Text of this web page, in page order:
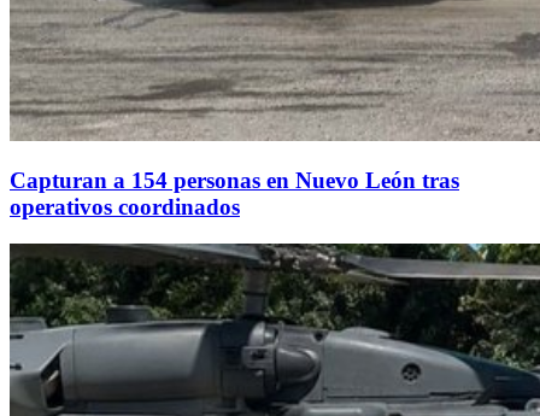
Capturan a 154 personas en Nuevo León tras
operativos coordinados